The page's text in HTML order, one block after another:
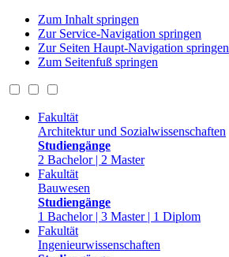
Zum Inhalt springen
Zur Service-Navigation springen
Zur Seiten Haupt-Navigation springen
Zum Seitenfuß springen
Fakultät
Architektur und Sozialwissenschaften
Studiengänge
2 Bachelor | 2 Master
Fakultät
Bauwesen
Studiengänge
1 Bachelor | 3 Master | 1 Diplom
Fakultät
Ingenieurwissenschaften